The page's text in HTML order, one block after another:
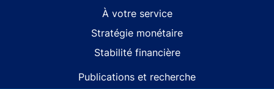
À votre service
Stratégie monétaire
Stabilité financière
Publications et recherche